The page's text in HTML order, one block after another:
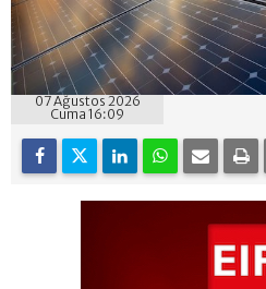
07 Ağustos 2026
Cuma 16:09